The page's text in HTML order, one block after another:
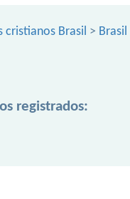
cristianos Brasil > Brasil
registrados: